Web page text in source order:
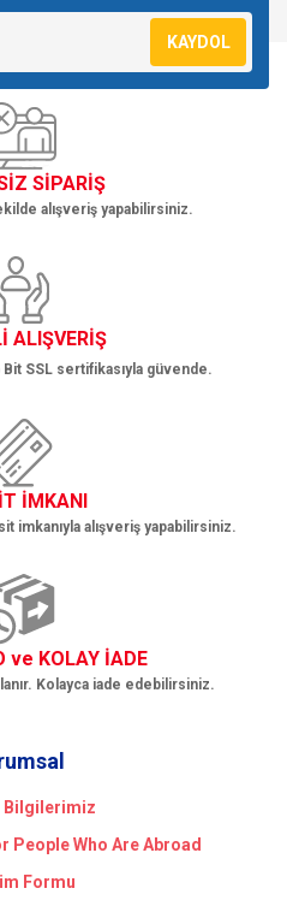
KAYDOL
SİPARİŞ
alışveriş yapabilirsiniz.
ALIŞVERİŞ
SSL sertifikasıyla güvende.
İMKANI
imkanıyla alışveriş yapabilirsiniz.
ve KOLAY İADE
Kolayca iade edebilirsiniz.
Bilgilerimiz
People Who Are Abroad
Formu